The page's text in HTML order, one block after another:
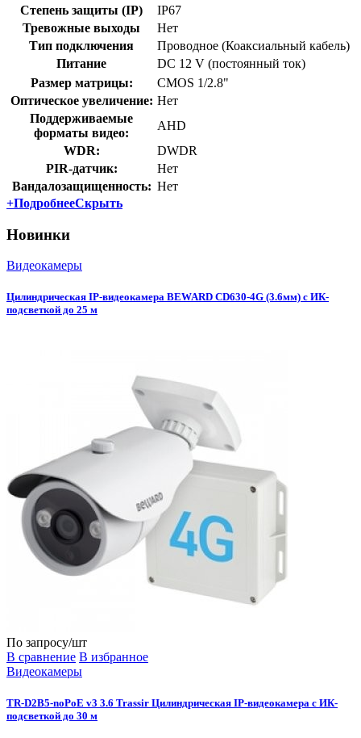
Степень защиты (IP)
IP67
Тревожные выходы
Нет
Тип подключения
Проводное (Коаксиальный кабель)
Питание
DC 12 V (постоянный ток)
Размер матрицы:
CMOS 1/2.8"
Оптическое увеличение: Нет
Поддерживаемые
форматы видео:
AHD
WDR:
DWDR
PIR-датчик:
Нет
Вандалозащищенность: Нет
+ПодробнееСкрыть
Новинки
Видеокамеры
Цилиндрическая IP-видеокамера BEWARD CD630-4G (3.6мм) с ИК-
подсветкой до 25 м
По запросу/шт
В сравнение В избранное
Видеокамеры
TR-D2B5-noPoE v3 3.6 Trassir Цилиндрическая IP-видеокамера с ИК-
подсветкой до 30 м